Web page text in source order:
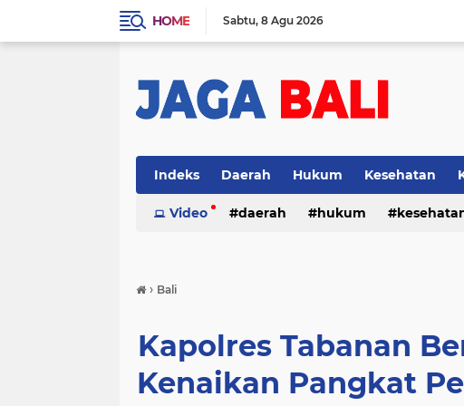
HOME Sabtu 8 Agu 2026
Indeks Daerah Hukum Kesehatan
Video daerah hukum
› Bali
Kapolres Tabanan
Kenaikan Pangkat